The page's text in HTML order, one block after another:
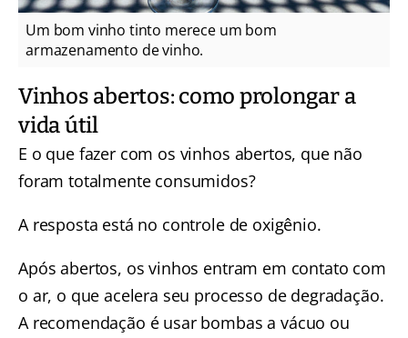
Um bom vinho tinto merece um bom
armazenamento de vinho.
Vinhos abertos: como prolongar a
vida útil
E o que fazer com os vinhos abertos, que não
foram totalmente consumidos?
A resposta está no controle de oxigênio.
Após abertos, os vinhos entram em contato com
o ar, o que acelera seu processo de degradação.
A recomendação é usar bombas a vácuo ou